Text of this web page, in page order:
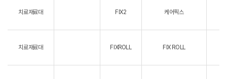
치료재료대 FIX2 케어픽스
치료재료대 FIXROLL FIX ROLL